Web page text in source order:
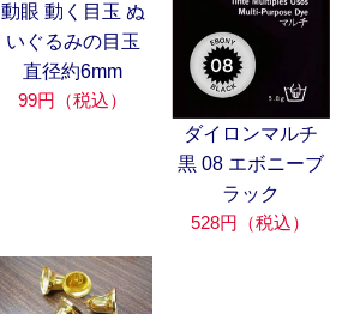
動眼 動く目玉 ぬ
いぐるみの目玉
直径約6mm
99円（税込）
ダイロンマルチ
黒 08 エボニーブ
ラック
528円（税込）